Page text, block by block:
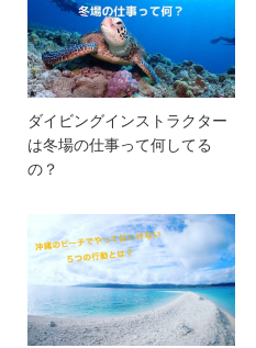
ダイビングインストラクター
は冬場の仕事って何してる
の？